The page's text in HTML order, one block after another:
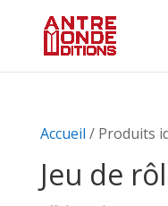
Accueil / Produits
Jeu de